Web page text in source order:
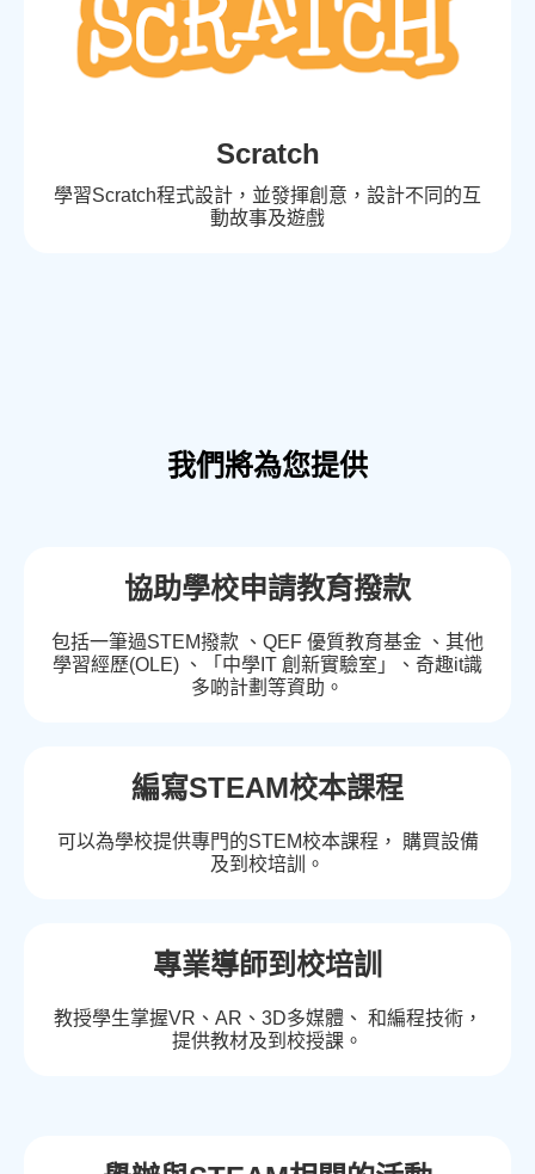
Scratch
學習Scratch程式設計，並發揮創意，設計不同的互
動故事及遊戲
我們將為您提供
協助學校申請教育撥款
包括一筆過STEM撥款 、QEF 優質教育基金 、其他
學習經歷(OLE) 、「中學IT 創新實驗室」、奇趣it識
多啲計劃等資助。
編寫STEAM校本課程
可以為學校提供專門的STEM校本課程， 購買設備
及到校培訓。
專業導師到校培訓
教授學生掌握VR、AR、3D多媒體、 和編程技術，
提供教材及到校授課。